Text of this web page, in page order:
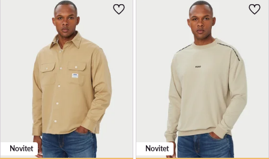
Novitet Novitet